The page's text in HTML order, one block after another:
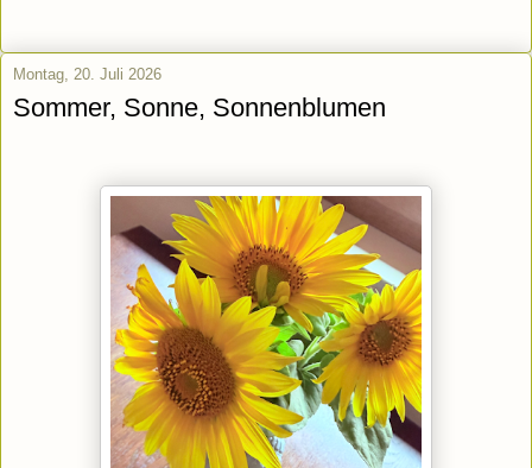
Montag, 20. Juli 2026
Sommer, Sonne, Sonnenblumen